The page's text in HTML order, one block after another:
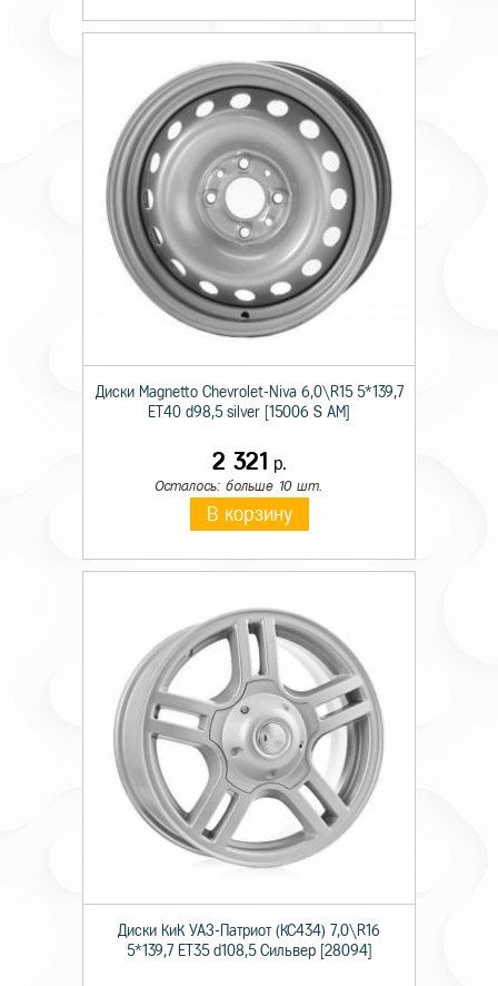
Диски Magnetto Chevrolet-Niva 6,0\R15 5*139,7
ET40 d98,5 silver [15006 S AM]
2 321 р.
Осталось: больше 10 шт.
В корзину
Диски КиК УАЗ-Патриот (КС434) 7,0\R16
5*139,7 ET35 d108,5 Сильвер [28094]